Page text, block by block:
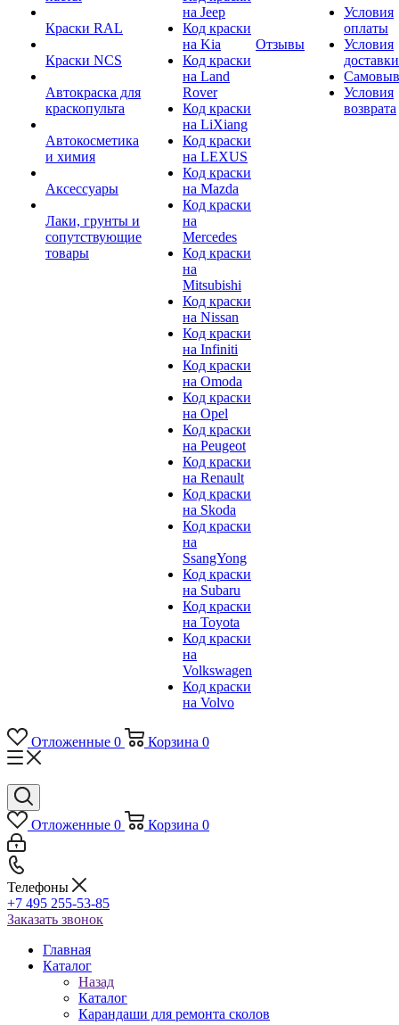
Краски RAL
Краски NCS
Автокраска для
краскопульта
Автокосметика
и химия
Аксессуары
Лаки, грунты и
сопутствующие
товары
на Jeep
Код краски
на Kia
Код краски
на Land
Rover
Код краски
на LiXiang
Код краски
на LEXUS
Код краски
на Mazda
Код краски
на
Mercedes
Код краски
на
Mitsubishi
Код краски
на Nissan
Код краски
на Infiniti
Код краски
на Omoda
Код краски
на Opel
Код краски
на Peugeot
Код краски
на Renault
Код краски
на Skoda
Код краски
на
SsangYong
Код краски
на Subaru
Код краски
на Toyota
Код краски
на
Volkswagen
Код краски
на Volvo
Отзывы
Условия
оплаты
Условия
доставки
Условия
возврата
Отложенные 0 Корзина 0
Отложенные 0 Корзина 0
Телефоны
+7 495 255-53-85
Заказать звонок
Главная
Каталог
Назад
Каталог
Карандаши для ремонта сколов